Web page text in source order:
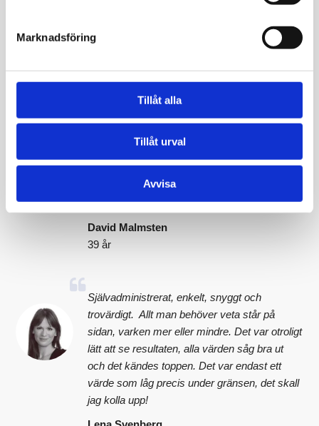
Marknadsföring
Tillåt alla
Tillåt urval
Avvisa
Vi sätter våra kunders hälsa i
fokus
Att mitt D-vitaminvärde var så lågt hade jag
ingen aning om! Nu gör jag vad jag kan för att
vitamin och jag känner att jag har mer energi
och mindre värk än tidigare. Ser fram emot att
se om värdet är bättre nästa gång.
David Malmsten
39 år
Självadministrerat, enkelt, snyggt och
trovärdigt. Allt man behöver veta står på
sidan, varken mer eller mindre. Det var otroligt
lätt att se resultaten, alla värden såg bra ut
och det kändes toppen. Det var endast ett
värde som låg precis under gränsen, det skall
jag kolla upp!